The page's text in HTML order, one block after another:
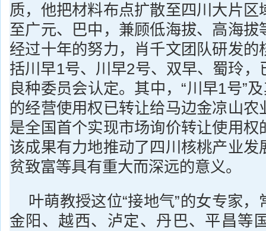
质，他把材料布点扩散至四川大片区
至广元、巴中，兼顾低海拔、高海拔
经过十年的努力，肖千文团队研发的
括川早1号、川早2号、双早、蜀玲，
良种委员会认定。其中，“川早1号”
的经营使用权已转让给马边金凉山农
是全国首个实现市场询价转让使用权
该成果有力地推动了四川核桃产业发
贫致富等具有重大而深远的意义。
叶萌教授这位“接地气”的女专家
金阳、越西、泸定、丹巴、平昌等